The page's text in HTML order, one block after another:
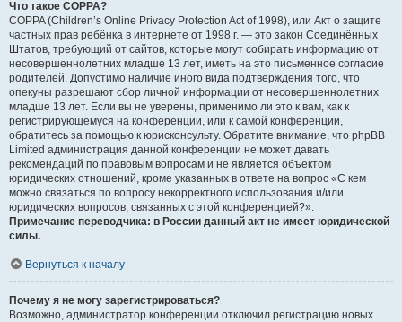
Что такое COPPA?
COPPA (Children’s Online Privacy Protection Act of 1998), или Акт о защите
частных прав ребёнка в интернете от 1998 г. — это закон Соединённых
Штатов, требующий от сайтов, которые могут собирать информацию от
несовершеннолетних младше 13 лет, иметь на это письменное согласие
родителей. Допустимо наличие иного вида подтверждения того, что
опекуны разрешают сбор личной информации от несовершеннолетних
младше 13 лет. Если вы не уверены, применимо ли это к вам, как к
регистрирующемуся на конференции, или к самой конференции,
обратитесь за помощью к юрисконсульту. Обратите внимание, что phpBB
Limited администрация данной конференции не может давать
рекомендаций по правовым вопросам и не является объектом
юридических отношений, кроме указанных в ответе на вопрос «С кем
можно связаться по вопросу некорректного использования и/или
юридических вопросов, связанных с этой конференцией?».
Примечание переводчика: в России данный акт не имеет юридической
силы..
Вернуться к началу
Почему я не могу зарегистрироваться?
Возможно, администратор конференции отключил регистрацию новых